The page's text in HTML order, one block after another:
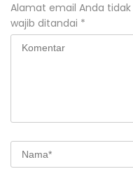
Alamat email Anda tidak
wajib ditandai *